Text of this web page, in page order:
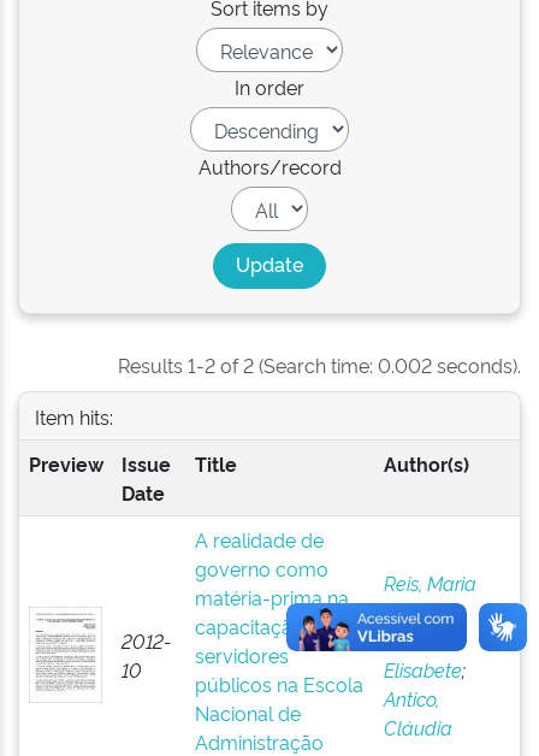
Sort items by
In order
Authors/record
Results 1-2 of 2 (Search time: 0.002 seconds).
Item hits:
Preview
Issue
Date
Title Author(s)
2012-
10
A realidade de
governo como
matéria-prima na
capacitação de
servidores
públicos na Escola
Nacional de
Administração
Reis, Maria
Stela;
Ferrarezi,
Elisabete;
Antico,
Cláudia